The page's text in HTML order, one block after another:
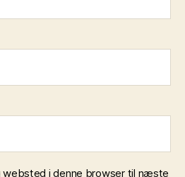
websted i denne browser til næste